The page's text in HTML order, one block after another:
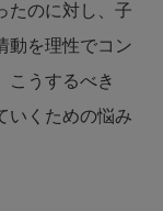
たのに対し、子
動を理性でコン
こうするべき
いくための悩み